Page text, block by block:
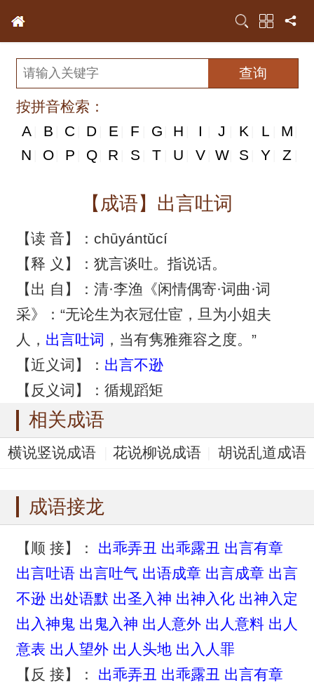
按拼音检索：
A
B C D E F G H I J K L M
N
N O P Q R S T U V W S Y Z
【成语】出言吐词
【读 音】：chūyántǔcí
【释 义】：犹言谈吐。指说话。
【出 自】：清·李渔《闲情偶寄·词曲·词
采》：“无论生为衣冠仕宦，旦为小姐夫
人， 出言吐词 ，当有隽雅雍容之度。”
【近义词】： 出言不逊
【反义词】：循规蹈矩
相关成语
横说竖说成语 花说柳说成语
胡说乱道成语
成语接龙
【顺 接】： 出乖弄丑 出乖露丑 出言有章
出言吐语 出言吐气 出语成章 出言成章 出言
不逊 出处语默 出圣入神 出神入化 出神入定
出入神鬼 出鬼入神 出人意外 出人意料 出人
意表 出人望外 出人头地 出入人罪
【反 接】： 出乖弄丑 出乖露丑 出言有章